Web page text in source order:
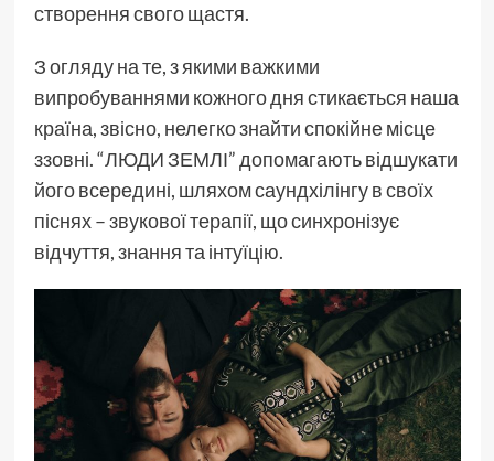
створення свого щастя.
З огляду на те, з якими важкими
випробуваннями кожного дня стикається наша
країна, звісно, нелегко знайти спокійне місце
ззовні. “ЛЮДИ ЗЕМЛІ” допомагають відшукати
його всередині, шляхом саундхілінгу в своїх
піснях – звукової терапії, що синхронізує
відчуття, знання та інтуїцію.